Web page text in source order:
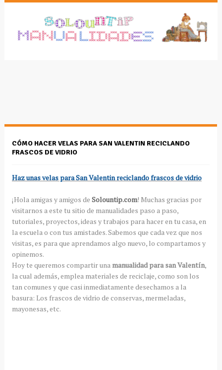
CÓMO HACER VELAS PARA SAN VALENTIN RECICLANDO
FRASCOS DE VIDRIO
Haz unas velas para San Valentin reciclando frascos de vidrio
¡Hola amigas y amigos de Solountip.com! Muchas gracias por
visitarnos a este tu sitio de manualidades paso a paso,
tutoriales, proyectos, ideas y trabajos para hacer en tu casa, en
la escuela o con tus amistades. Sabemos que cada vez que nos
visitas, es para que aprendamos algo nuevo, lo compartamos y
opinemos.
Hoy te queremos compartir una manualidad para san Valentín,
la cual además, emplea materiales de reciclaje, como son los
tan comunes y que casi inmediatamente desechamos a la
basura: Los frascos de vidrio de conservas, mermeladas,
mayonesas, etc.